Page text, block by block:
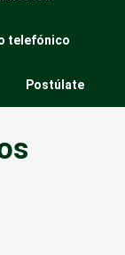
telefónico
Postúlate